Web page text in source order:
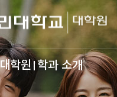
대학원 학과 소개